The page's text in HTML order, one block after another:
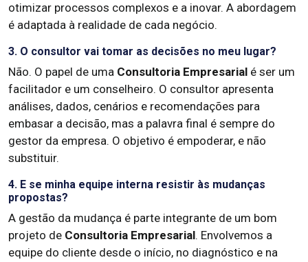
otimizar processos complexos e a inovar. A abordagem
é adaptada à realidade de cada negócio.
3. O consultor vai tomar as decisões no meu lugar?
Não. O papel de uma Consultoria Empresarial é ser um
facilitador e um conselheiro. O consultor apresenta
análises, dados, cenários e recomendações para
embasar a decisão, mas a palavra final é sempre do
gestor da empresa. O objetivo é empoderar, e não
substituir.
4. E se minha equipe interna resistir às mudanças
propostas?
A gestão da mudança é parte integrante de um bom
projeto de Consultoria Empresarial. Envolvemos a
equipe do cliente desde o início, no diagnóstico e na